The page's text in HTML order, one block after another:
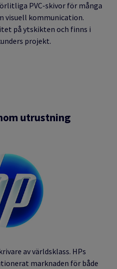
PVC-skivor för många
visuell kommunication.
på ytskikten och finns i
projekt.
utrustning
av världsklass. HPs
marknaden för både